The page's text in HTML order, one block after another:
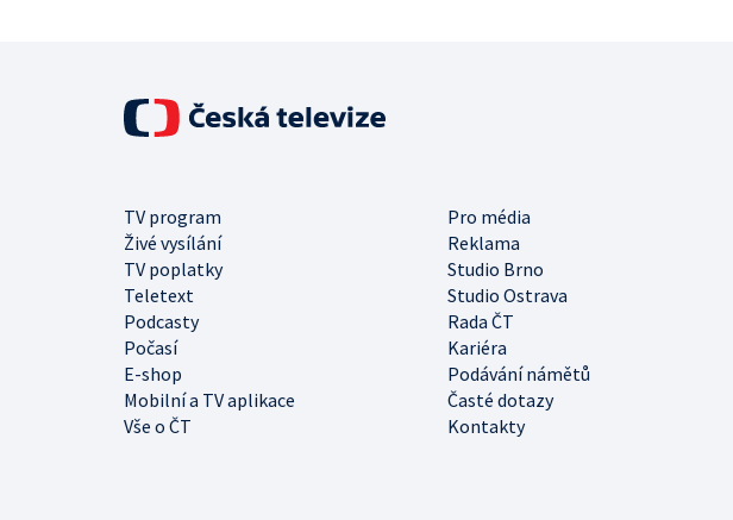
TV program
Pro média
Živé vysílání
Reklama
TV poplatky
Studio Brno
Teletext
Studio Ostrava
Podcasty
Rada ČT
Počasí
Kariéra
E-shop
Podávání námětů
Mobilní a TV aplikace
Časté dotazy
Vše o ČT
Kontakty